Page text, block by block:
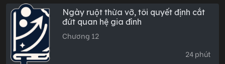
Ngày ruột thừa vỡ, tôi quyết định cắt
đứt quan hệ gia đình
Chương 12
24 phút